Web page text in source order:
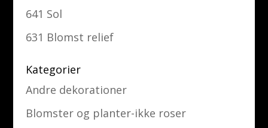
641 Sol
631 Blomst relief
Kategorier
Andre dekorationer
Blomster og planter-ikke roser